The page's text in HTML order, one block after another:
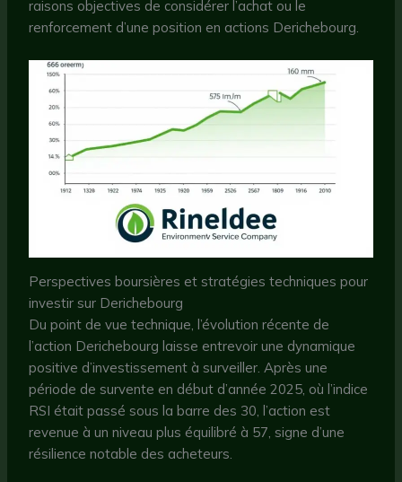
raisons objectives de considérer l’achat ou le
renforcement d’une position en actions Derichebourg.
Perspectives boursières et stratégies techniques pour
investir sur Derichebourg
Du point de vue technique, l’évolution récente de
l’action Derichebourg laisse entrevoir une dynamique
positive d’investissement à surveiller. Après une
période de survente en début d’année 2025, où l’indice
RSI était passé sous la barre des 30, l’action est
revenue à un niveau plus équilibré à 57, signe d’une
résilience notable des acheteurs.